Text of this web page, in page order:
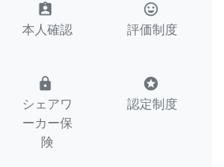
assignment_ind
本人確認
tag_faces
評価制度
lock
シェアワ
ーカー保
険
stars
認定制度